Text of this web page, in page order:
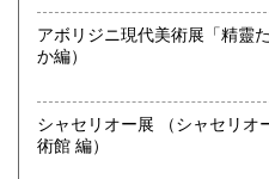
お探しの本等ございましたら
常時宅配買取、出張買取、宅
お問い合わせください。
沿線名：都営新宿線・三田線
最寄駅：神保町駅A7出口徒
営業時間：平日・祭日共に
定休日：日曜定休・年末年
アボリジニ現代美術展「精靈たちのふ
か編）
シャセリオー展 （シャセリオー [画] ; 陳岡めぐみ, 国立西洋美
術館 編）